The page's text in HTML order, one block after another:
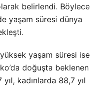
belirlendi. Böylece
yaşam süresi dünya
yaşam süresi ise
doğuşta beklenen
kadınlarda 88,7 yıl